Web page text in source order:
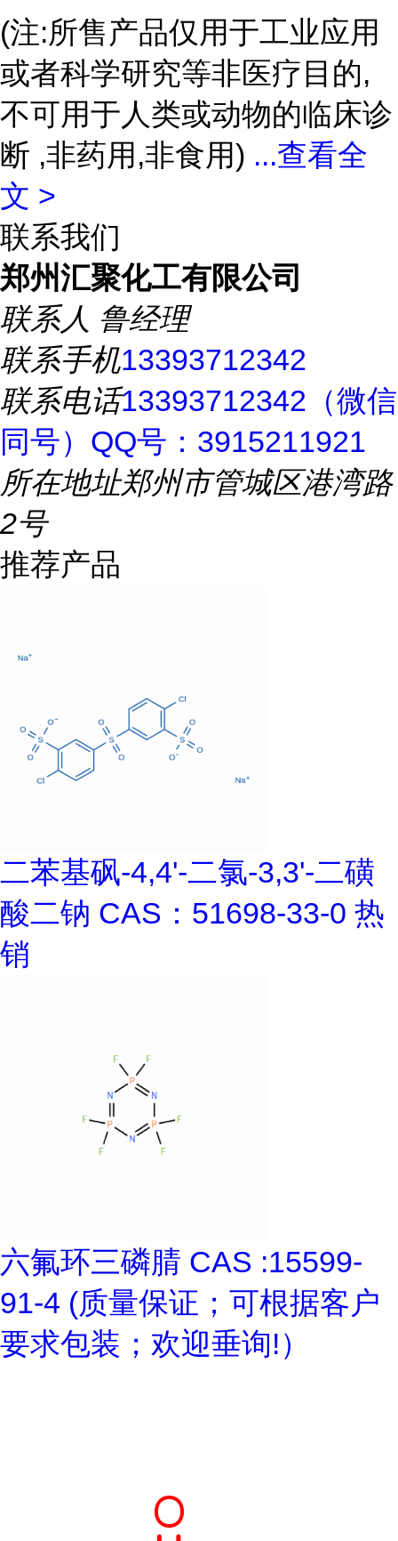
(注:所售产品仅用于工业应用
或者科学研究等非医疗目的,
不可用于人类或动物的临床诊
断 ,非药用,非食用) ...查看全
文 >
联系我们
郑州汇聚化工有限公司
联系人 鲁经理
联系手机13393712342
联系电话13393712342（微信
同号）QQ号：3915211921
所在地址郑州市管城区港湾路
2号
推荐产品
二苯基砜-4,4'-二氯-3,3'-二磺
酸二钠 CAS：51698-33-0 热
销
六氟环三磷腈 CAS :15599-
91-4 (质量保证；可根据客户
要求包装；欢迎垂询!）